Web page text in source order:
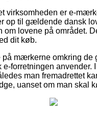
virksomheden er e-
op til gældende dansk
lovene på området.
dit køb.
på mærkerne omkring
forretningen
man fremadrettet
uanset om man skal